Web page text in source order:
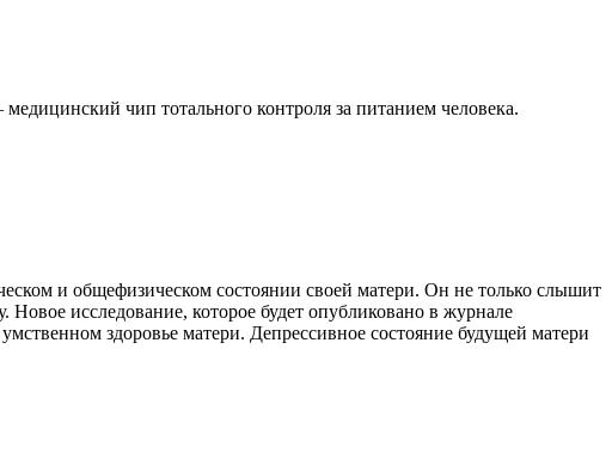
чип тотального контроля за питанием человека.
и общефизическом состоянии своей матери. Он не только слышит
исследование, которое будет опубликовано в журнале
здоровье матери. Депрессивное состояние будущей матери